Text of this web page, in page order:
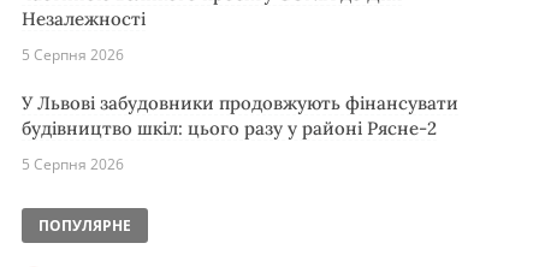
Незалежності
5 Серпня 2026
У Львові забудовники продовжують фінансувати
будівництво шкіл: цього разу у районі Рясне-2
5 Серпня 2026
ПОПУЛЯРНЕ